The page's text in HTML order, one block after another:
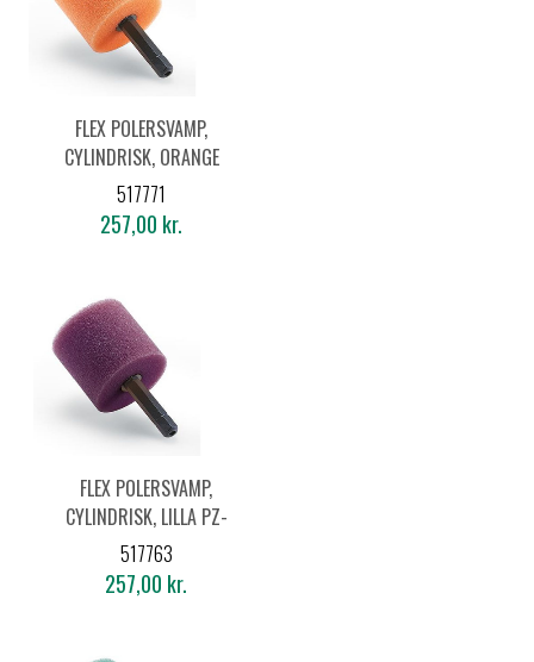
FLEX POLERSVAMP,
CYLINDRISK, ORANGE
PZ-O 35 HEX (5 STK.)
517771
257,00 kr.
FLEX POLERSVAMP,
CYLINDRISK, LILLA PZ-
V 35 HEX (5 STK.)
517763
257,00 kr.